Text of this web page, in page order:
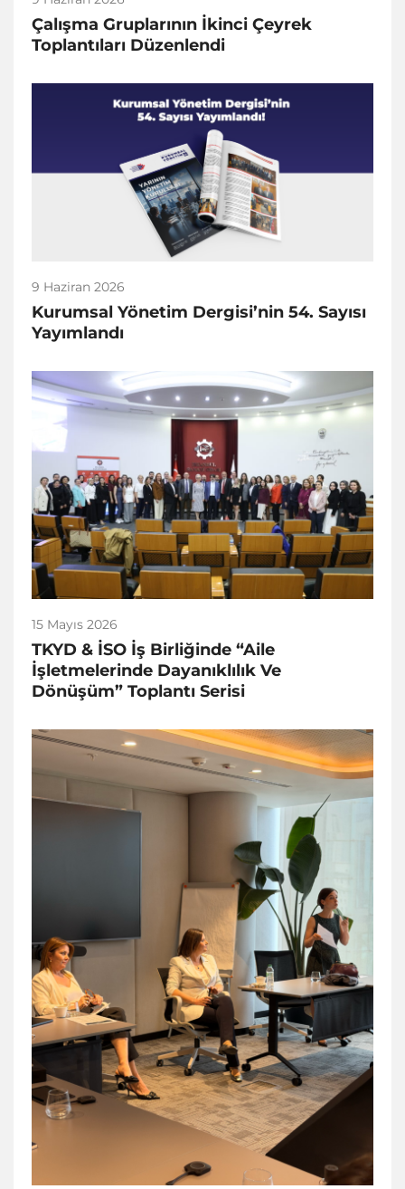
Çalışma Gruplarının İkinci Çeyrek
Toplantıları Düzenlendi
9 Haziran 2026
Kurumsal Yönetim Dergisi’nin 54. Sayısı
Yayımlandı
15 Mayıs 2026
TKYD & İSO İş Birliğinde “Aile
İşletmelerinde Dayanıklılık Ve
Dönüşüm” Toplantı Serisi